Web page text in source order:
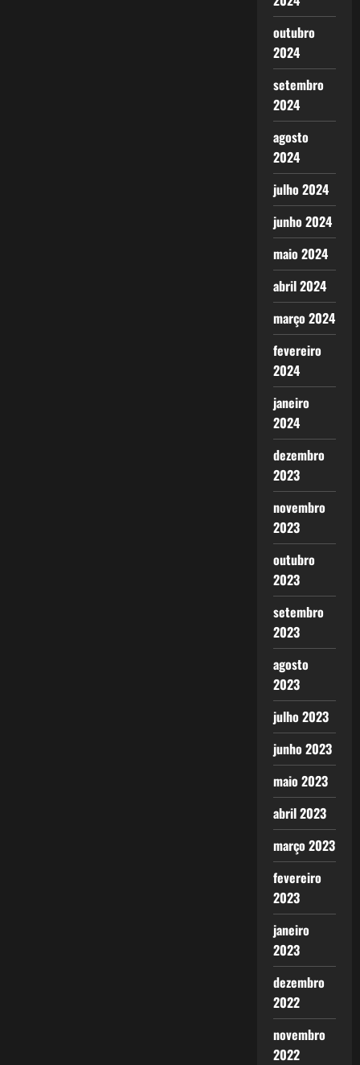
outubro
2024
setembro
2024
agosto
2024
julho 2024
junho 2024
maio 2024
abril 2024
março 2024
fevereiro
2024
janeiro
2024
dezembro
2023
novembro
2023
outubro
2023
setembro
2023
agosto
2023
julho 2023
junho 2023
maio 2023
abril 2023
março 2023
fevereiro
2023
janeiro
2023
dezembro
2022
novembro
2022